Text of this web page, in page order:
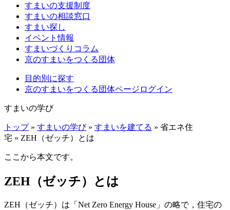
すまいの支援制度
すまいの相談窓口
すまい探し
イベント情報
すまいづくりコラム
京のすまいをつくる団体
目的別に探す
京のすまいをつくる団体ページログイン
すまいの学び
トップ» すまいの学び» すまいを建てる » 省エネ住
宅 » ZEH（ゼッチ）とは
ここから本文です。
ZEH（ゼッチ）とは
ZEH（ゼッチ）は「Net Zero Energy House」の略で，住宅の